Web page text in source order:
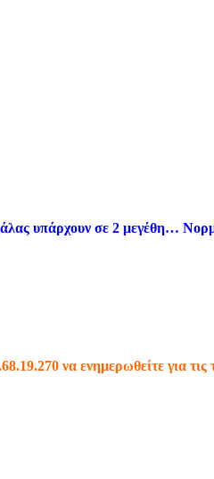
υπάρχουν σε 2 μεγέθη…
να ενημερωθείτε για τις